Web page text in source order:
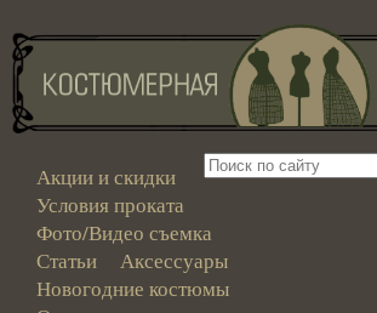
Акции и скидки
Условия проката
Фото/Видео съемка
Статьи
Аксессуары
Новогодние костюмы